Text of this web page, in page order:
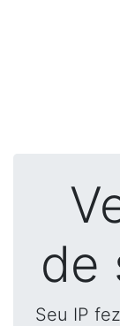
de
Seu IP